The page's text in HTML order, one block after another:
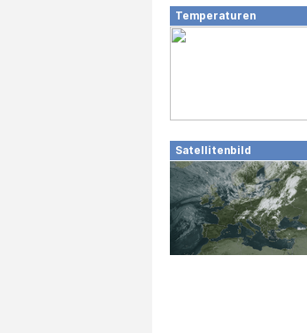
Temperaturen
Satellitenbild